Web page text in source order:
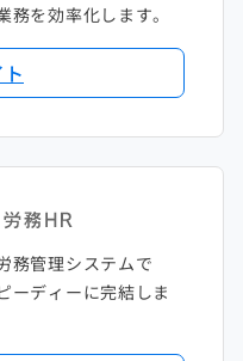
を効率化します。
務管理システムで
ーディーに完結しま